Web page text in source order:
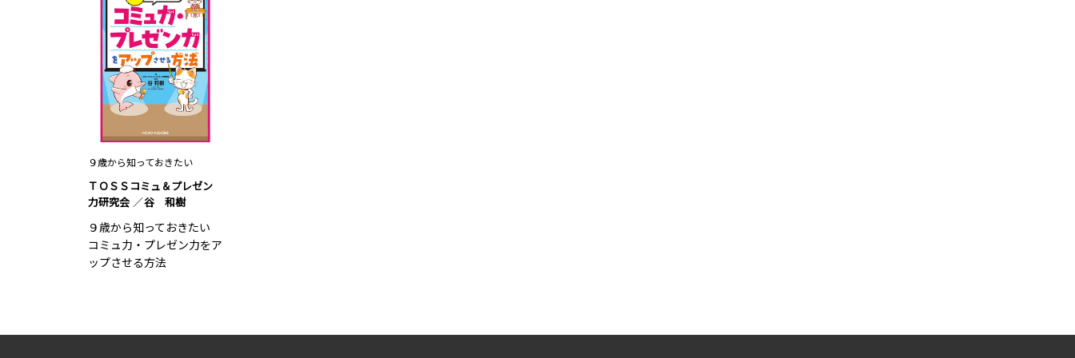
９歳から知っておきたい
ＴＯＳＳコミュ＆プレゼン
力研究会
谷 和樹
９歳から知っておきたい
コミュ力・プレゼン力をア
ップさせる方法